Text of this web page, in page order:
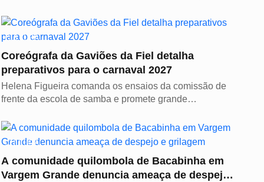
CULTURA
Coreógrafa da Gaviões da Fiel detalha
preparativos para o carnaval 2027
Helena Figueira comanda os ensaios da comissão de
frente da escola de samba e promete grande
CULTURA
A comunidade quilombola de Bacabinha em
Vargem Grande denuncia ameaça de despejo e